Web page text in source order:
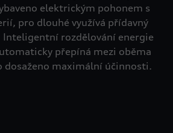
elektrickým pohonem s
pro dlouhé využívá přídavný
Inteligentní rozdělování energie
přepíná mezi oběma
dosaženo maximální účinnosti.